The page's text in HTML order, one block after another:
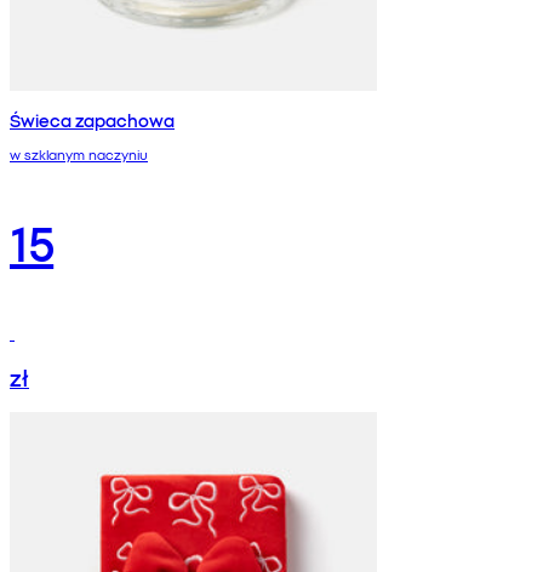
Świeca zapachowa
w szklanym naczyniu
15
zł